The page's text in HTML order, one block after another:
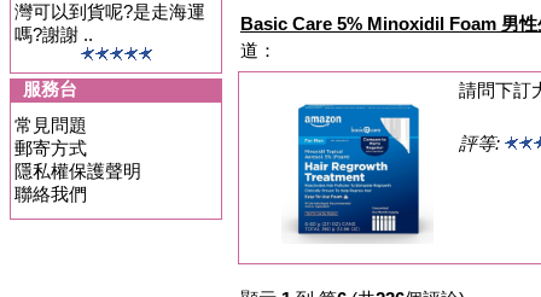
灣可以到貨呢?是走海運
嗎?謝謝 ..
服務台
常見問題
郵寄方式
隱私權保護聲明
聯絡我們
Basic Care 5% Minoxidil Foam 男性
道：
請問下訂
評等: